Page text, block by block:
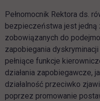
Pełnomocnik Rektora ds.
bezpieczeństwa jest jedną
zobowiązanych do
zapobiegania
pełniące funkcje
działania zapobiegawcze,
działalność przeciwko
poprzez promowanie